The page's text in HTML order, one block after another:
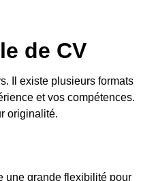
de CV
Il existe plusieurs formats
et vos compétences.
originalité.
une grande flexibilité pour